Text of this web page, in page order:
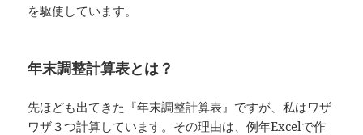
を駆使しています。
年末調整計算表とは？
先ほども出てきた『年末調整計算表』ですが、私はワザ
ワザ３つ計算しています。その理由は、例年Excelで作